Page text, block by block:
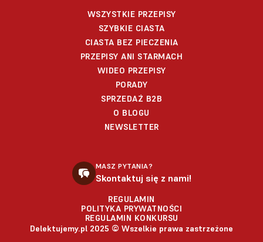
WSZYSTKIE PRZEPISY
SZYBKIE CIASTA
CIASTA BEZ PIECZENIA
PRZEPISY ANI STARMACH
WIDEO PRZEPISY
PORADY
SPRZEDAŻ B2B
O BLOGU
NEWSLETTER
MASZ PYTANIA?
Skontaktuj się z nami!
REGULAMIN
POLITYKA PRYWATNOŚCI
REGULAMIN KONKURSU
Delektujemy.pl 2025 © Wszelkie prawa zastrzeżone